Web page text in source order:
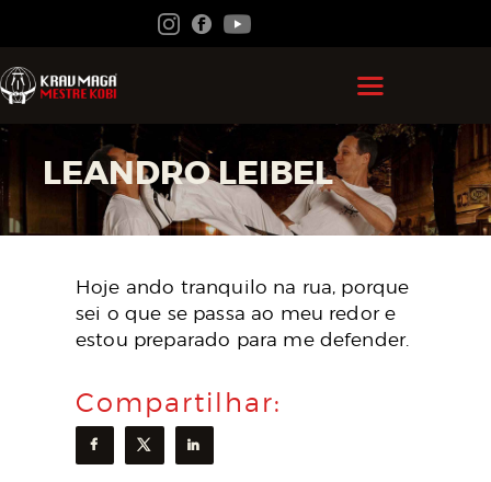
LEANDRO LEIBEL
HOME
GRÃO MESTRE KOBI
KRAV MAGA
FEDERAÇÃO
ACADEMIAS
ÁREA DO ALUNO
Hoje ando tranquilo na rua, porque
sei o que se passa ao meu redor e
estou preparado para me defender.
Compartilhar: